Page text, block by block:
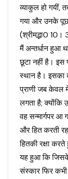
व्याकुल हो गयीं,
गया और उनके
(श्रीमद्भा0
मैं अन्तर्धान हुआ
छूटा नहीं है। इस
स्थान है। इसका
प्राणी जब केवल
लगता है; क्योंकि
वह सन्मार्गपर आ
और हित करती
हितकी रक्षा
यह हुआ कि
संस्कार फिर कभी